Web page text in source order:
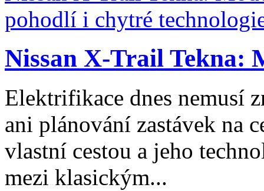
Nissan X-Trail Tekna:
Elektrifikace dnes nemusí
ani plánování zastávek na
vlastní cestou a jeho
mezi klasickým...